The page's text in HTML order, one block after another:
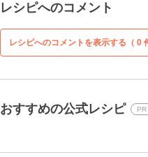
レシピへのコメント
レシピへのコメントを表示する（ 0
おすすめの公式レシピ PR